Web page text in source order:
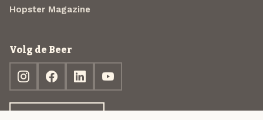
Hopster Magazine
Volg de Beer